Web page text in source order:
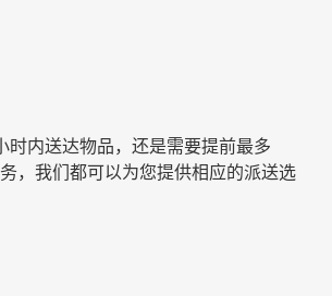
时内送达物品，还是需要提前最多
，我们都可以为您提供相应的派送选